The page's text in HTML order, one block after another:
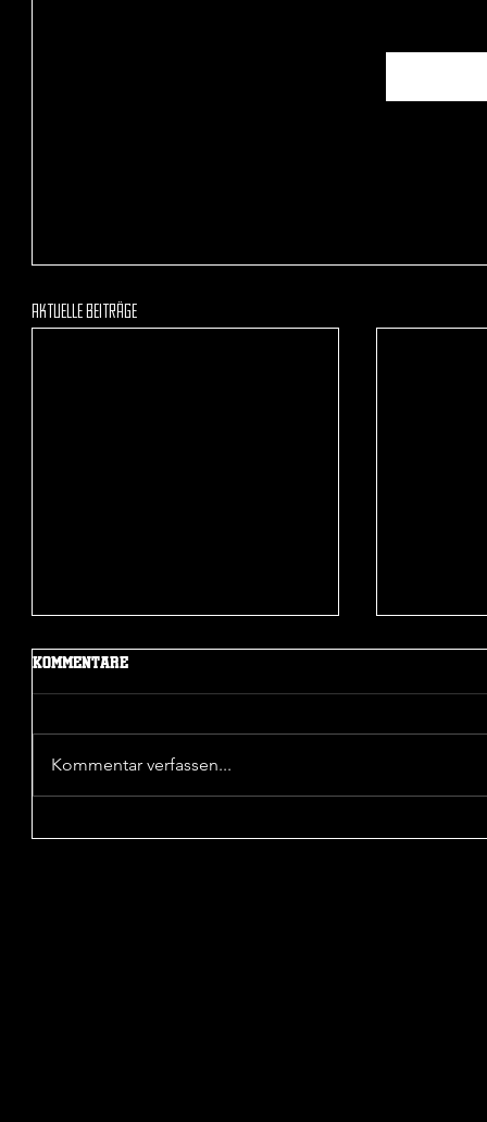
© 2023 LOS
Aktuelle Beiträge
Sieg in der 1. Pokalrunde
Kommentare
Kommentar verfassen...